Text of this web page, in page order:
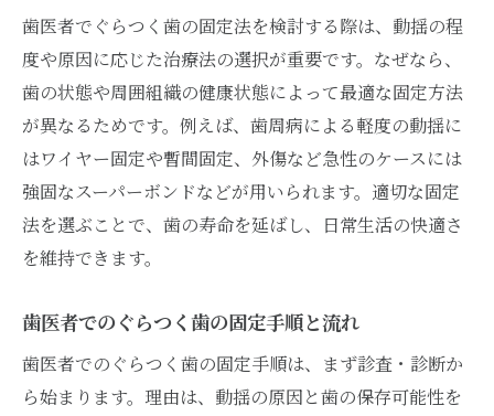
歯医者でぐらつく歯の固定法を検討する際は、動揺の程
度や原因に応じた治療法の選択が重要です。なぜなら、
歯の状態や周囲組織の健康状態によって最適な固定方法
が異なるためです。例えば、歯周病による軽度の動揺に
はワイヤー固定や暫間固定、外傷など急性のケースには
強固なスーパーボンドなどが用いられます。適切な固定
法を選ぶことで、歯の寿命を延ばし、日常生活の快適さ
を維持できます。
歯医者でのぐらつく歯の固定手順と流れ
歯医者でのぐらつく歯の固定手順は、まず診査・診断か
ら始まります。理由は、動揺の原因と歯の保存可能性を